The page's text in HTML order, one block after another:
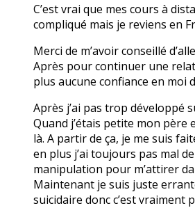
C’est vrai que mes cours à
compliqué mais je reviens en
Merci de m’avoir conseillé
Après pour continuer une
plus aucune confiance en moi
Après j’ai pas trop développé
Quand j’étais petite mon père
là. A partir de ça, je me suis
en plus j’ai toujours pas mal
manipulation pour m’attirer
Maintenant je suis juste
suicidaire donc c’est vraiment